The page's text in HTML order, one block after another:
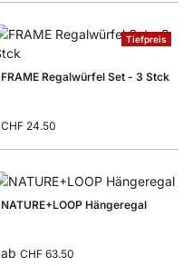
Tiefpreis
FRAME Regalwürfel Set - 3 Stck
CHF 24.50
NATURE+LOOP Hängeregal
ab CHF 63.50